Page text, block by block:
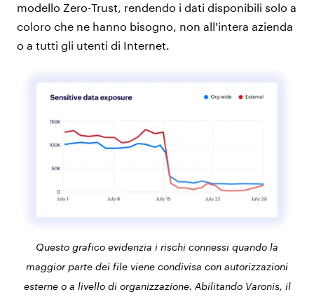
modello Zero-Trust, rendendo i dati disponibili solo a
coloro che ne hanno bisogno, non all'intera azienda
o a tutti gli utenti di Internet.
Questo grafico evidenzia i rischi connessi quando la
maggior parte dei file viene condivisa con autorizzazioni
esterne o a livello di organizzazione. Abilitando Varonis, il